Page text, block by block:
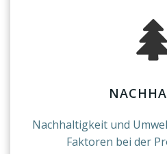
Nachhaltigkeit und
Faktoren bei der